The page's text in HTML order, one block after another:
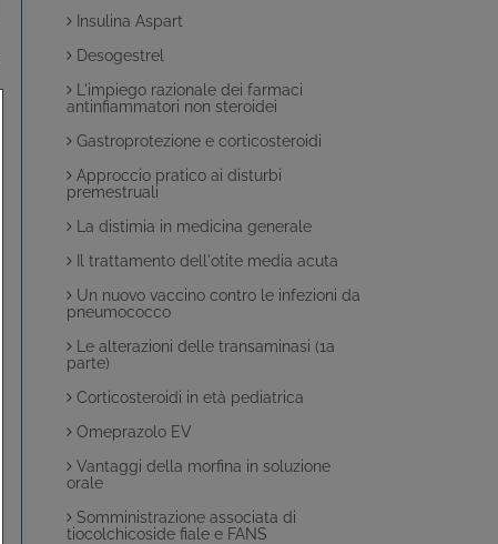
Insulina Aspart
Desogestrel
L'impiego razionale dei farmaci
antinfiammatori non steroidei
Gastroprotezione e corticosteroidi
Approccio pratico ai disturbi
premestruali
La distimia in medicina generale
Il trattamento dell'otite media acuta
Un nuovo vaccino contro le infezioni da
pneumococco
Le alterazioni delle transaminasi (1a
parte)
Corticosteroidi in età pediatrica
Omeprazolo EV
Vantaggi della morfina in soluzione
orale
Somministrazione associata di
tiocolchicoside fiale e FANS